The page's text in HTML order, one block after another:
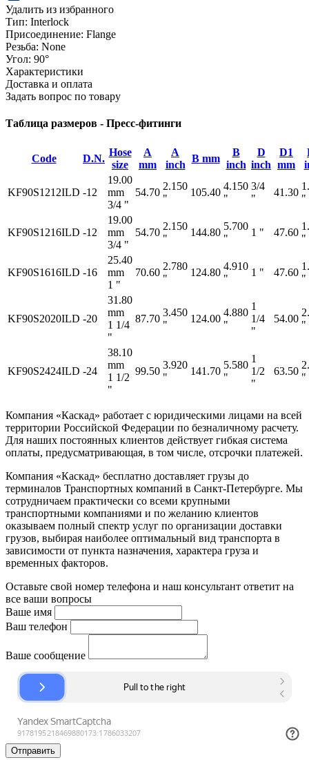
Удалить из избранного
Тип: Interlock
Присоединение: Flange
Резьба: None
Угол: 90°
Характеристики
Доставка и оплата
Задать вопрос по товару
Таблица размеров - Пресс-фитинги
Code D.N.
Hose
size
A
mm
A
inch
B mm
B
inch
D
inch
D1
mm
KF90S1212ILD -12
19.00
mm
3/4 "
54.70
2.150
"
105.40
4.150
"
3/4
"
41.30
"
KF90S1216ILD -12
19.00
mm
3/4 "
54.70
2.150
"
144.80
5.700
"
1 " 47.60
"
KF90S1616ILD -16
25.40
mm
1 "
70.60
2.780
"
124.80
4.910
"
1 " 47.60
"
KF90S2020ILD -20
31.80
mm
1 1/4
"
87.70
3.450
"
124.00
4.880
"
1
1/4
"
54.00
"
KF90S2424ILD -24
38.10
mm
1 1/2
"
99.50
3.920
"
141.70
5.580
"
1
1/2
"
63.50
"
Компания «Каскад» работает с юридическими лицами на всей
территории Российской Федерации по безналичному расчету.
Для наших постоянных клиентов действует гибкая система
оплаты, предусматривающая, в том числе, отсрочки платежей.
Компания «Каскад» бесплатно доставляет грузы до
терминалов Транспортных компаний в Санкт-Петербурге. Мы
сотрудничаем практически со всеми крупными
транспортными компаниями и по желанию клиентов
оказываем полный спектр услуг по организации доставки
грузов, выбирая наиболее оптимальный вид транспорта в
зависимости от пункта назначения, характера груза и
временных факторов.
Оставьте свой номер телефона и наш консультант ответит на
все ваши вопросы
Ваше имя
Ваш телефон
Ваше сообщение
Отправить